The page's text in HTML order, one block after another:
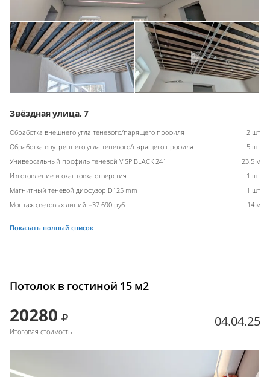
Звёздная улица, 7
Обработка внешнего угла теневого/парящего профиля
2 шт
Обработка внутреннего угла теневого/парящего профиля
5 шт
Универсальный профиль теневой VISP BLACK 241
23.5 м
Изготовление и окантовка отверстия
1 шт
Магнитный теневой диффузор D125 mm
1 шт
Монтаж световых линий +37 690 руб.
14 м
Показать полный список
Потолок в гостиной 15 м2
20280
Итоговая стоимость
04.04.25